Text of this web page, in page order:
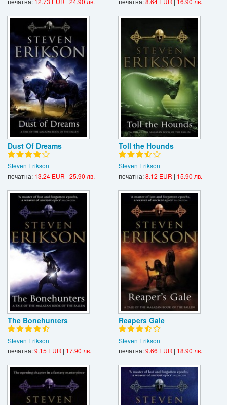
Dust Of Dreams
Steven Erikson
печатна: 13.24 EUR | 25.90 лв.
Toll the Hounds
Steven Erikson
печатна:8.12 EUR | 15.90 лв.
The Bonehunters
Steven Erikson
печатна:9.15 EUR | 17.90 лв.
Reapers Gale
Steven Erikson
печатна:9.66 EUR | 18.90 лв.